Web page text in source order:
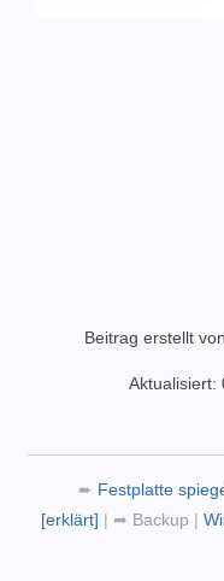
Beitrag erstellt
Aktualisiert:
➨ Festplatte
[erklärt] | ➦ Backup |